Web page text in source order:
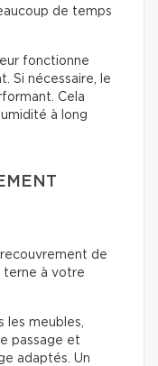
de temps
fonctionne
Si nécessaire, le
Cela
à long
recouvrement de
terne à votre
les meubles,
passage et
adaptés. Un